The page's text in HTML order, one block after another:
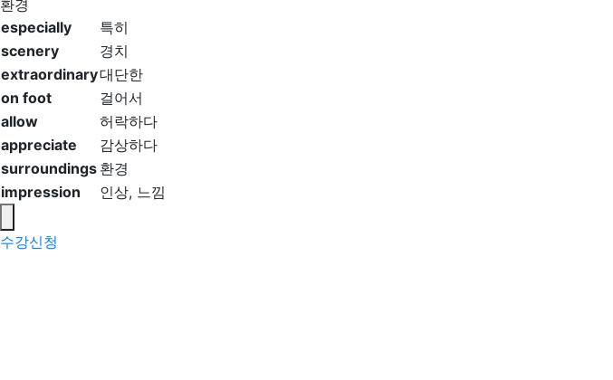
환경
especially
특히
scenery
경치
extraordinary대단한
on foot
걸어서
allow
허락하다
appreciate
감상하다
surroundings 환경
impression
인상, 느낌
수강신청